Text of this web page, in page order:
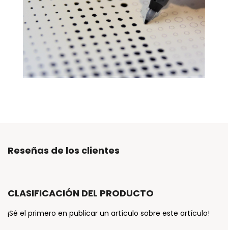
Reseñas de los clientes
CLASIFICACIÓN DEL PRODUCTO
¡Sé el primero en publicar un artículo sobre este artículo!